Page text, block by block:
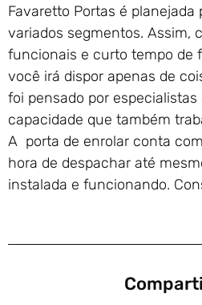
Favaretto Portas é planejada
variados segmentos. Assim,
funcionais e curto tempo de
você irá dispor apenas de
foi pensado por
capacidade que também
A porta de enrolar conta
hora de despachar até
instalada e funcionando.